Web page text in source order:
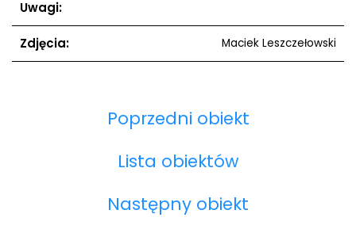
Uwagi:
Zdjęcia: Maciek Leszczełowski
Poprzedni obiekt
Lista obiektów
Następny obiekt